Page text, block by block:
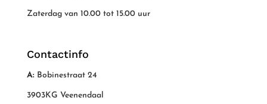
Zaterdag van 10.00 tot 15.00 uur
Contactinfo
A: Bobinestraat 24
3903KG Veenendaal